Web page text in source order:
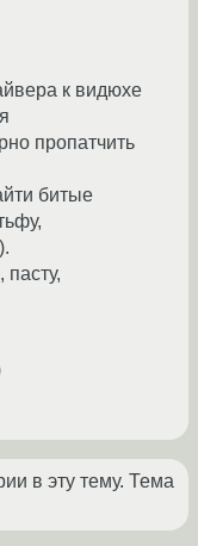
к видюхе
пропатчить
битые
пасту,
в эту тему. Тема